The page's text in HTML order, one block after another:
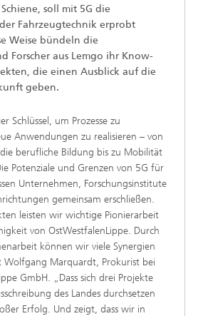
soll mit 5G die
Fahrzeugtechnik erprobt
Weise bündeln die
Forscher aus Lemgo ihr Know-
die einen Ausblick auf die
geben.
Schlüssel, um Prozesse zu
Anwendungen zu realisieren – von
berufliche Bildung bis zu Mobilität
Potenziale und Grenzen von 5G für
Unternehmen, Forschungsinstitute
gemeinsam erschließen.
leisten wir wichtige Pionierarbeit
von OstWestfalenLippe. Durch
können wir viele Synergien
Wolfgang Marquardt, Prokurist bei
GmbH. „Dass sich drei Projekte
des Landes durchsetzen
Erfolg. Und zeigt, dass wir in